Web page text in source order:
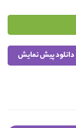
دانلود پیش نمایش